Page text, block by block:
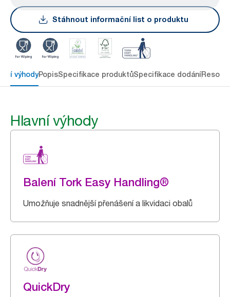
Stáhnout informační list o produktu
výhodyPopisSpecifikace produktůSpecifikace dodání
Hlavní výhody
Balení Tork Easy Handling®
Umožňuje snadnější přenášení a likvidaci obalů
QuickDry